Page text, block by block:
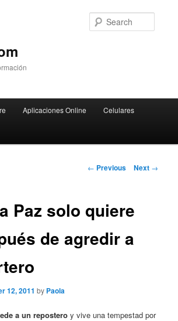
Aplicaciones Online Celulares
Post
← Previous Next →
Paz solo quiere
de agredir a
12, 2011 by Paola
a un repostero y vive una tempestad por